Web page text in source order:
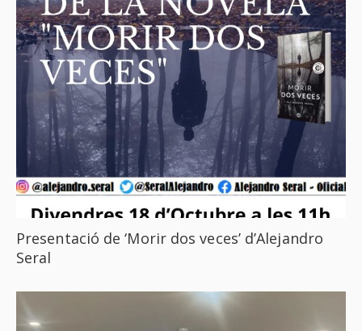
Presentació de ‘Morir dos veces’ d’Alejandro
Seral